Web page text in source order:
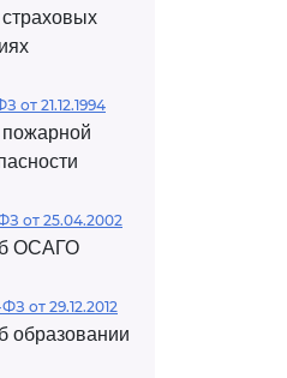
от 21.12.1994
от 25.04.2002
ОСАГО
от 29.12.2012
образовании